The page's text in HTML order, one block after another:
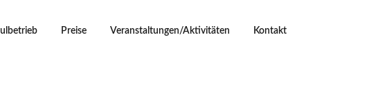
Preise Veranstaltungen/Aktivitäten Kontakt